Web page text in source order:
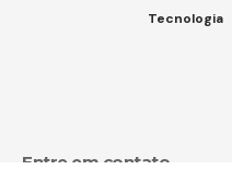
Tecnologia
Entre em contato